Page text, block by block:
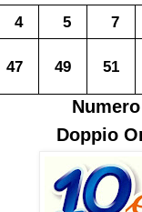
4 5 7
47 49 51
Doppio